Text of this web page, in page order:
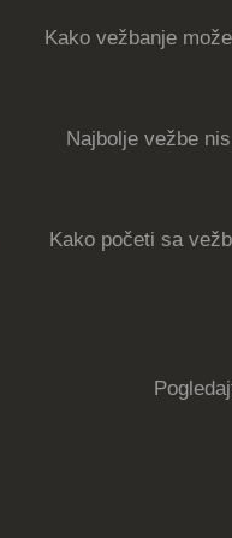
Kako vežbanje
Najbolje vežbe
Kako početi sa